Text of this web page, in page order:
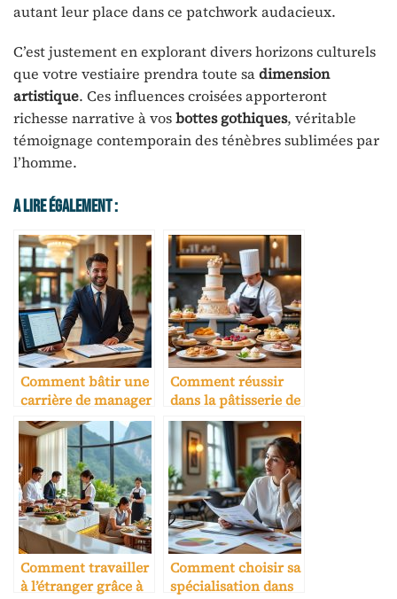
autant leur place dans ce patchwork audacieux.
C’est justement en explorant divers horizons culturels
que votre vestiaire prendra toute sadimension
artistique. Ces influences croisées apporteront
richesse narrative à vosbottes gothiques, véritable
témoignage contemporain des ténèbres sublimées par
l’homme.
A Lire Également :
Comment bâtir une
carrière de manager
hôtelier
Comment réussir
dans la pâtisserie de
luxe
Comment travailler
à l’étranger grâce à
Comment choisir sa
spécialisation dans